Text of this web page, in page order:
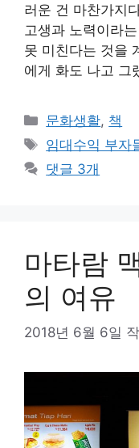
러운 건 마찬가지
고생과 노력이라
못 미친다는 것을
에게 화도 나고 그
카
테
고
리
문화생활, 책
태
그
임대수익 부자
댓글 3개
마타람
의 여유
2018년 6월 6일